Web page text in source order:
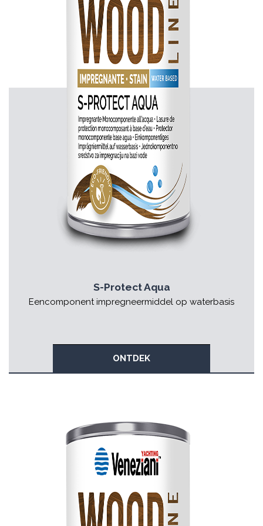
S-Protect Aqua
Eencomponent impregneermiddel op waterbasis
ONTDEK